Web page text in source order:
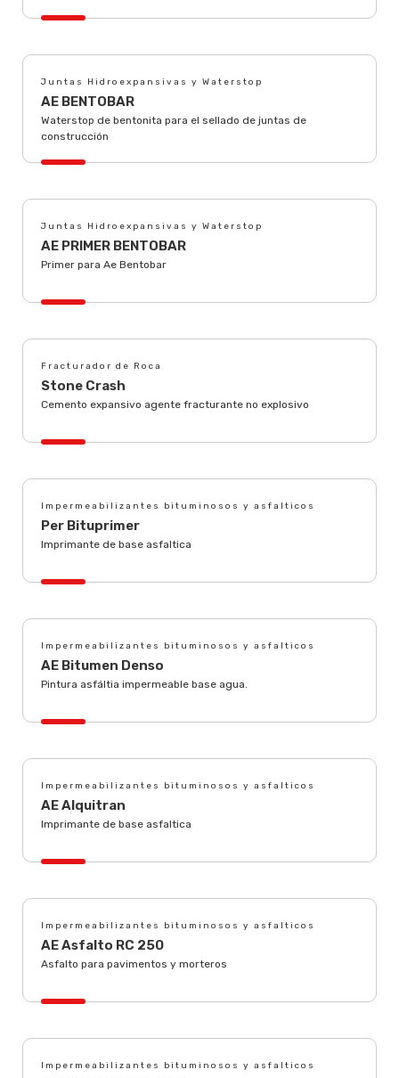
Juntas Hidroexpansivas y Waterstop
AE BENTOBAR
Waterstop de bentonita para el sellado de juntas de
construcción
Juntas Hidroexpansivas y Waterstop
AE PRIMER BENTOBAR
Primer para Ae Bentobar
Fracturador de Roca
Stone Crash
Cemento expansivo agente fracturante no explosivo
Impermeabilizantes bituminosos y asfalticos
Per Bituprimer
Imprimante de base asfaltica
Impermeabilizantes bituminosos y asfalticos
AE Bitumen Denso
Pintura asfáltia impermeable base agua.
Impermeabilizantes bituminosos y asfalticos
AE Alquitran
Imprimante de base asfaltica
Impermeabilizantes bituminosos y asfalticos
AE Asfalto RC 250
Asfalto para pavimentos y morteros
Impermeabilizantes bituminosos y asfalticos